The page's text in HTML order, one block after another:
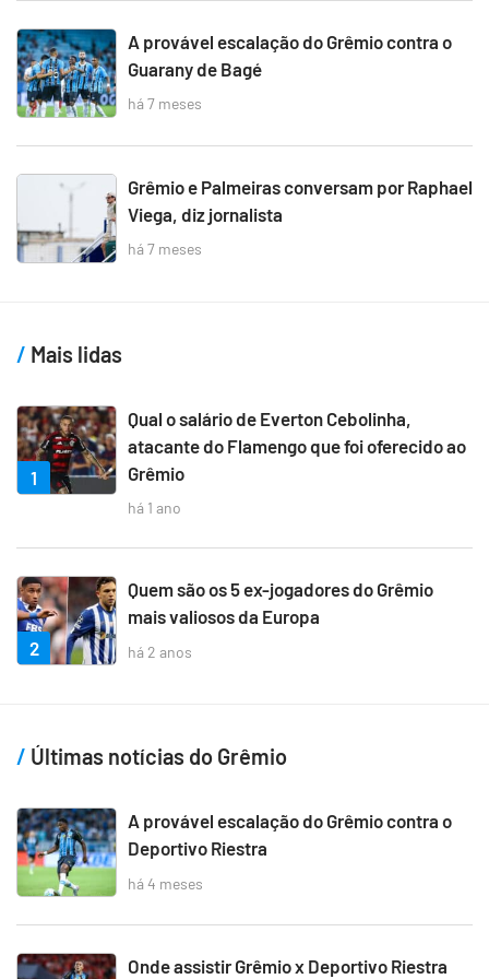
A provável escalação do Grêmio contra o
Guarany de Bagé
há 7 meses
Grêmio e Palmeiras conversam por Raphael
Viega, diz jornalista
há 7 meses
Mais lidas
1
Qual o salário de Everton Cebolinha,
atacante do Flamengo que foi oferecido ao
Grêmio
há 1 ano
2
Quem são os 5 ex-jogadores do Grêmio
mais valiosos da Europa
há 2 anos
Últimas notícias do Grêmio
A provável escalação do Grêmio contra o
Deportivo Riestra
há 4 meses
Onde assistir Grêmio x Deportivo Riestra